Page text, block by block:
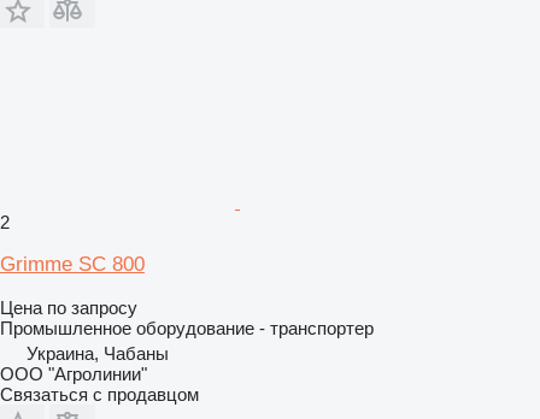
2
Grimme SC 800
Цена по запросу
Промышленное оборудование - транспортер
Украина, Чабаны
ООО "Агролинии"
Связаться с продавцом